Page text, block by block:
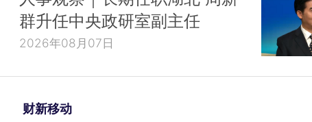
群升任中央政研室副主任
2026年08月07日
财新移动